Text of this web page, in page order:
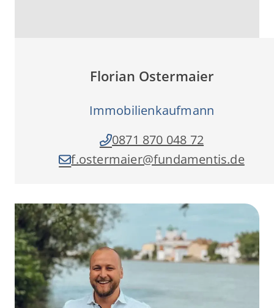
Florian Ostermaier
Immobilienkaufmann
0871 870 048 72
f.ostermaier­@fundamentis.de